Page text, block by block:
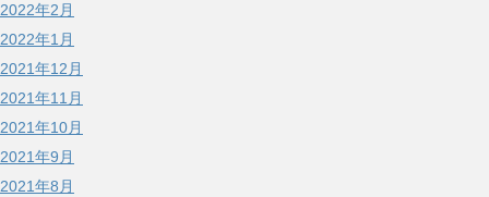
2022年2月
2022年1月
2021年12月
2021年11月
2021年10月
2021年9月
2021年8月